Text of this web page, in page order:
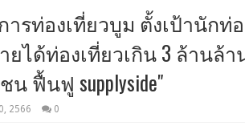
รท่องเที่ยวบูม ตั้งเป้านักท่
ได้ท่องเที่ยวเกิน 3 ล้านล้า
ฟื้นฟู supplyside"
2566 0